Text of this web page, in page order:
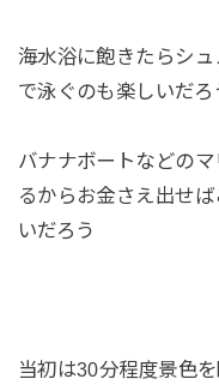
海水浴に飽きたらシ
で泳ぐのも楽しいだろ
バナナボートなどの
るからお金さえ出せ
いだろう
当初は30分程度景色